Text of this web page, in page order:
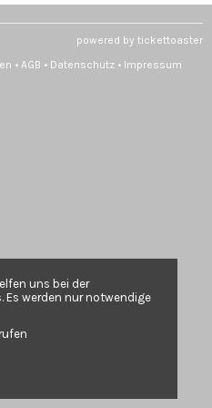
powered by tickettoaster
• AGB • Datenschutz • Impressum
uns bei der
Es werden nur notwendige